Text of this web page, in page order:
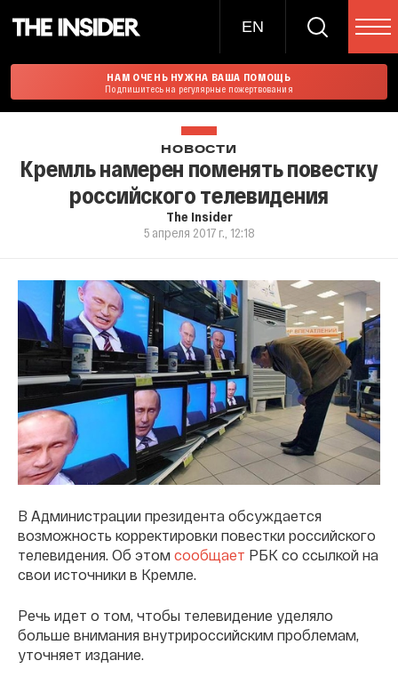
EN
НАМ ОЧЕНЬ НУЖНА ВАША ПОМОЩЬ
Подпишитесь на регулярные пожертвования
НОВОСТИ
Кремль намерен поменять повестку
российского телевидения
The Insider
5 апреля 2017 г., 12:18
В Администрации президента обсуждается
возможность корректировки повестки российского
телевидения. Об этом сообщает РБК со ссылкой на
свои источники в Кремле.
Речь идет о том, чтобы телевидение уделяло
больше внимания внутрироссийским проблемам,
уточняет издание.